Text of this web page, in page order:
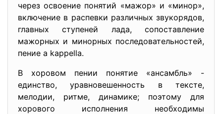
через освоение понятий «мажор» и «минор»,
включение в распевки различных звукорядов,
главных ступеней лада, сопоставление
мажорных и минорных последовательностей,
пение a kappella.
В хоровом пении понятие «ансамбль» -
единство, уравновешенность в тексте,
мелодии, ритме, динамике; поэтому для
хорового исполнения необходимы